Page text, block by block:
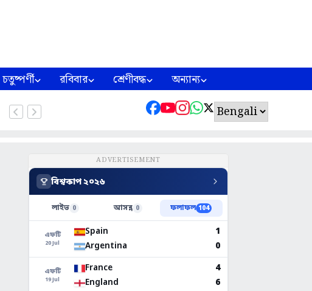
চতুষ্পর্ণী রবিবার শ্রেণীবদ্ধ অন্যান্য
ADVERTISEMENT